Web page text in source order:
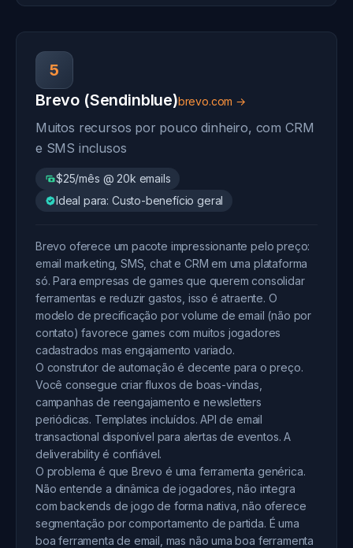
5
Brevo (Sendinblue)brevo.com →
Muitos recursos por pouco dinheiro, com CRM
e SMS inclusos
$25/mês @ 20k emails
Ideal para: Custo-benefício geral
Brevo oferece um pacote impressionante pelo preço:
email marketing, SMS, chat e CRM em uma plataforma
só. Para empresas de games que querem consolidar
ferramentas e reduzir gastos, isso é atraente. O
modelo de precificação por volume de email (não por
contato) favorece games com muitos jogadores
cadastrados mas engajamento variado.
O construtor de automação é decente para o preço.
Você consegue criar fluxos de boas-vindas,
campanhas de reengajamento e newsletters
periódicas. Templates incluídos. API de email
transactional disponível para alertas de eventos. A
deliverability é confiável.
O problema é que Brevo é uma ferramenta genérica.
Não entende a dinâmica de jogadores, não integra
com backends de jogo de forma nativa, não oferece
segmentação por comportamento de partida. É uma
boa ferramenta de email, mas não uma boa ferramenta